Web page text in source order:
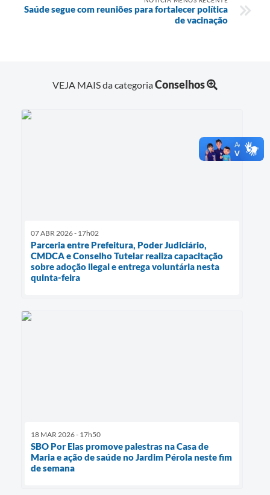
Saúde segue com reuniões para fortalecer política
de vacinação
VEJA MAIS da categoriaConselhos
07 ABR 2026 - 17h02
Parceria entre Prefeitura, Poder Judiciário,
CMDCA e Conselho Tutelar realiza capacitação
sobre adoção ilegal e entrega voluntária nesta
quinta-feira
18 MAR 2026 - 17h50
SBO Por Elas promove palestras na Casa de
Maria e ação de saúde no Jardim Pérola neste fim
de semana